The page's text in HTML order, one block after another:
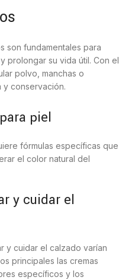
son fundamentales para
prolongar su vida útil. Con el
polvo, manchas o
y conservación.
piel
fórmulas específicas que
el color natural del
y cuidar el
y cuidar el calzado varían
principales las cremas
específicos y los